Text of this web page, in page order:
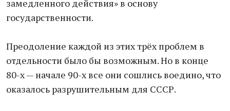
замедленного действия» в основу
государственности.
Преодоление каждой из этих трёх проблем в
отдельности было бы возможным. Но в конце
80-х — начале 90-х все они сошлись воедино, что
оказалось разрушительным для СССР.